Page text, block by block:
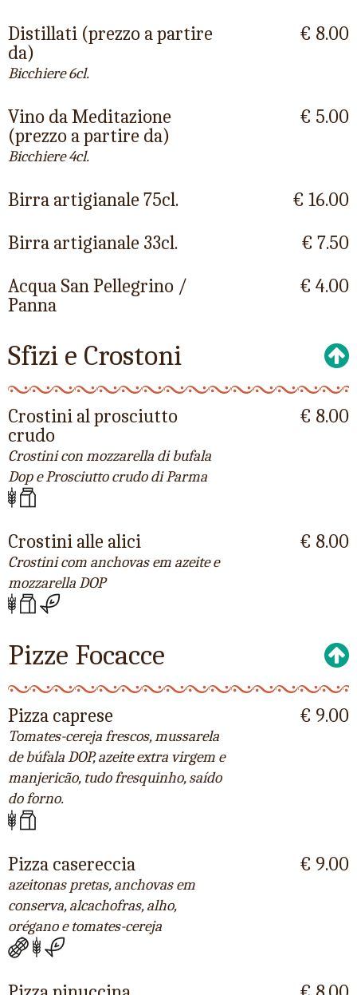
Distillati (prezzo a partire
da)
Bicchiere 6cl.
€ 8.00
Vino da Meditazione
(prezzo a partire da)
Bicchiere 4cl.
€ 5.00
Birra artigianale 75cl.
€ 16.00
Birra artigianale 33cl.
€ 7.50
Acqua San Pellegrino /
Panna
€ 4.00
Sfizi e Crostoni
Crostini al prosciutto
crudo
Crostini con mozzarella di bufala
Dop e Prosciutto crudo di Parma
€ 8.00
Crostini alle alici
Crostini com anchovas em azeite e
mozzarella DOP
€ 8.00
Pizze Focacce
Pizza caprese
Tomates-cereja frescos, mussarela
de búfala DOP, azeite extra virgem e
manjericão, tudo fresquinho, saído
do forno.
€ 9.00
Pizza casereccia
azeitonas pretas, anchovas em
conserva, alcachofras, alho,
orégano e tomates-cereja
€ 9.00